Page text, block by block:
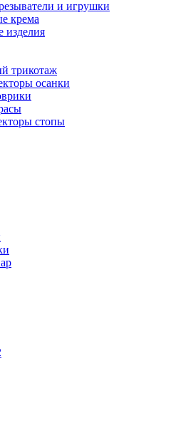
и игрушки
крема
изделия
трикотаж
осанки
стопы